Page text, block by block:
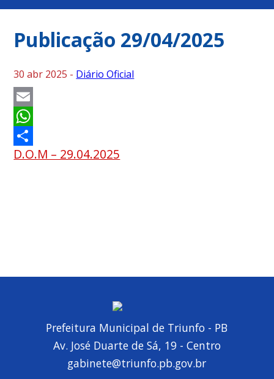
Publicação 29/04/2025
30 abr 2025 - Diário Oficial
Email
WhatsApp
Share
D.O.M – 29.04.2025
Prefeitura Municipal de Triunfo - PB
Av. José Duarte de Sá, 19 - Centro
gabinete@triunfo.pb.gov.br